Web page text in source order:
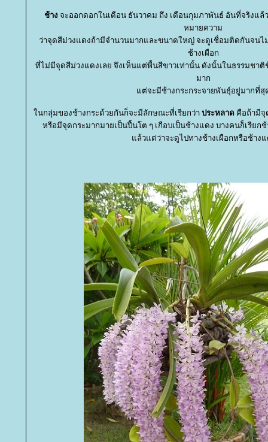
ช้าง จะออกดอกในเดือน ธันวาคม ถึง เดือนกุมภาพันธ์ อันที่จริงแล้
หมายความ
ว่าจุดสีม่วงแดงถ้ามีจำนวนมากและขนาดใหญ่ จะดูเชื่อมติดกันจนไ
ช้างเผือก
ที่ไม่มีจุดสีม่วงแดงเลย จึงเห็นแต่พื้นสีขาวเท่านั้น ดังนั้นในธรรมชาติ
มาก
ต่จะมีช้างกระกระจายพันธุ์อยู่มากที่สุ
นกลุ่มของช้างกระด้วยกันก็จะมีลักษณะที่เรียกว่า ประหลาดคือถ้ามีจุ
หรือมีจุดกระมากมายเป็นปื้นโต ๆ เกือบเป็นช้างแดง บางคนก็เรียก
ล้วแต่ว่าจะดูไปทางช้างเผือกหรือช้าง